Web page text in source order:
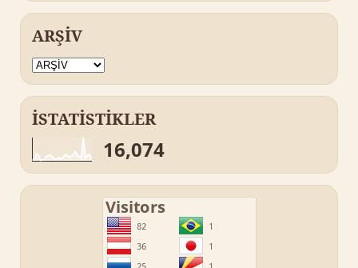
ARŞİV
İSTATİSTİKLER
16,074